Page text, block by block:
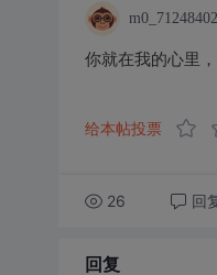
m0_71248402
你就在我的心里
给本帖投票
26 回
回复